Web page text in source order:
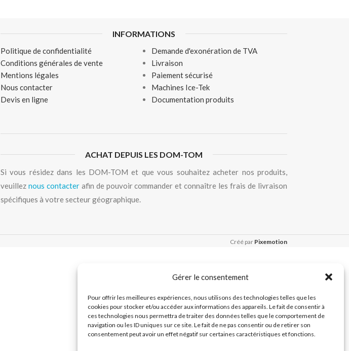
Gérer le consentement
Pour offrir les meilleures expériences, nous utilisons des technologies telles que les
cookies pour stocker et/ou accéder aux informations des appareils. Le fait de consentir à
ces technologies nous permettra de traiter des données telles que le comportement de
navigation ou les ID uniques sur ce site. Le fait de ne pas consentir ou de retirer son
consentement peut avoir un effet négatif sur certaines caractéristiques et fonctions.
INFORMATIONS
Politique de confidentialité
Conditions générales de vente
Mentions légales
Nous contacter
Devis en ligne
Demande d'exonération de TVA
Livraison
Paiement sécurisé
Machines Ice-Tek
Documentation produits
ACHAT DEPUIS LES DOM-TOM
Si vous résidez dans les DOM-TOM et que vous souhaitez acheter nos produits,
veuillez nous contacterafin de pouvoir commander et connaître les frais de livraison
spécifiques à votre secteur géographique.
Créé par Pixemotion